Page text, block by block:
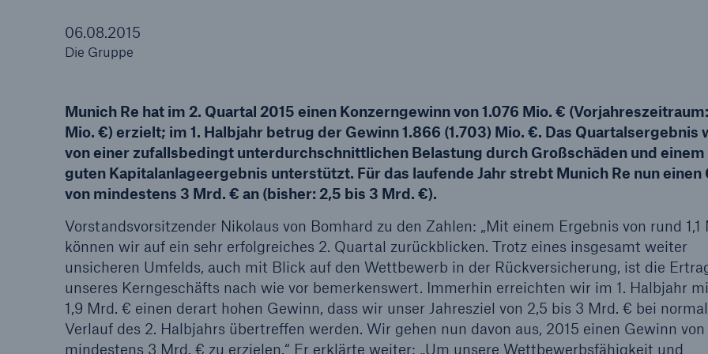
06.08.2015
Die Gruppe
Munich Re hat im 2. Quartal 2015 einen Konzerngewinn von 1.076 Mio. €
Mio. €) erzielt; im 1. Halbjahr betrug der Gewinn 1.866 (1.703) Mio. €. Das Quartalsergebnis
von einer zufallsbedingt unterdurchschnittlichen Belastung durch Großschäden und einem
guten Kapitalanlageergebnis unterstützt. Für das laufende Jahr strebt Munich Re nun einen
von mindestens 3 Mrd. € an (bisher: 2,5 bis 3 Mrd. €).
Vorstandsvorsitzender Nikolaus von Bomhard zu den Zahlen: „Mit einem Ergebnis von rund 1,1
können wir auf ein sehr erfolgreiches 2. Quartal zurückblicken. Trotz eines insgesamt weiter
unsicheren Umfelds, auch mit Blick auf den Wettbewerb in der Rückversicherung, ist die
unseres Kerngeschäfts nach wie vor bemerkenswert. Immerhin erreichten wir im 1. Halbjahr
1,9 Mrd. € einen derart hohen Gewinn, dass wir unser Jahresziel von 2,5 bis 3 Mrd. € bei
Verlauf des 2. Halbjahrs übertreffen werden. Wir gehen nun davon aus, 2015 einen Gewinn von
mindestens 3 Mrd. € zu erzielen.“ Er erklärte weiter: „Um unsere Wettbewerbsfähigkeit und
Tech Trend Radar 2026
Our expert perspective for
insurance
Reinsurance Property/Casualty
Marine Trend Radar 2025
Cyber
Geschätzte globale
wirtschaftliche Kosten
Internetkriminalität